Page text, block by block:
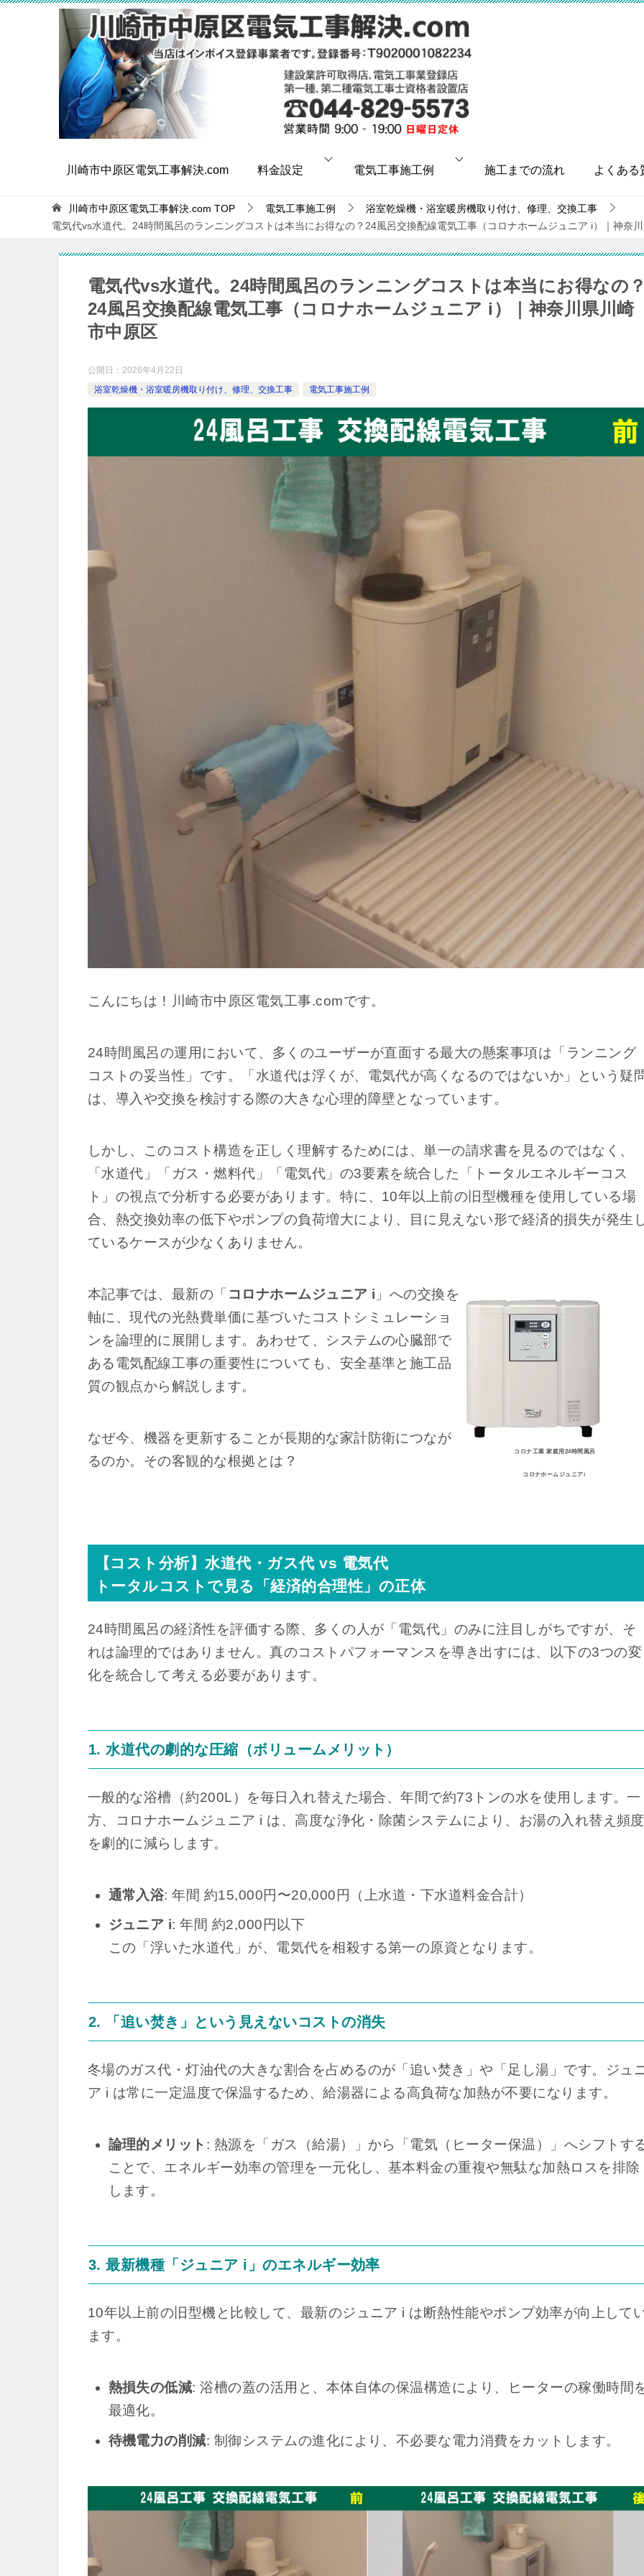
川崎市中原区電気工事解決.com 料金設定 電気工事施工例 施工までの流れ よくある
川崎市中原区電気工事解決.com TOP 電気工事施工例
浴室乾燥機・浴室暖房機取り付け、修理、交換工事
電気代vs水道代。24時間風呂のランニングコストは本当にお得なの？24風呂交換配線電気工事（コロナホームジュニア i）｜神奈
電気代vs水道代。24時間風呂のランニングコストは本当にお得なの
24風呂交換配線電気工事（コロナホームジュニア i）｜神奈川県川崎
市中原区
公開日： 2026年4月22日
浴室乾燥機・浴室暖房機取り付け、修理、交換工事
電気工事施工例
こんにちは！川崎市中原区電気工事.comです。
24時間風呂の運用において、多くのユーザーが直面する最大の懸案事項は「ランニング
コストの妥当性」です。「水道代は浮くが、電気代が高くなるのではないか」という疑
は、導入や交換を検討する際の大きな心理的障壁となっています。
しかし、このコスト構造を正しく理解するためには、単一の請求書を見るのではなく、
「水道代」「ガス・燃料代」「電気代」の3要素を統合した「トータルエネルギーコス
ト」の視点で分析する必要があります。特に、10年以上前の旧型機種を使用している場
合、熱交換効率の低下やポンプの負荷増大により、目に見えない形で経済的損失が発生
ているケースが少なくありません。
本記事では、最新の「 コロナホームジュニア i 」への交換を
軸に、現代の光熱費単価に基づいたコストシミュレーショ
ンを論理的に展開します。あわせて、システムの心臓部で
ある電気配線工事の重要性についても、安全基準と施工品
質の観点から解説します。
なぜ今、機器を更新することが長期的な家計防衛につなが
るのか。その客観的な根拠とは？
コロナ工業 家庭用24時間風呂
コロナホームジュニアi
【コスト分析】水道代・ガス代 vs 電気代
トータルコストで見る「経済的合理性」の正体
24時間風呂の経済性を評価する際、多くの人が「電気代」のみに注目しがちですが、そ
れは論理的ではありません。真のコストパフォーマンスを導き出すには、以下の3つの変
化を統合して考える必要があります。
1. 水道代の劇的な圧縮（ボリュームメリット）
一般的な浴槽（約200L）を毎日入れ替えた場合、年間で約73トンの水を使用します。一
方、コロナホームジュニア i は、高度な浄化・除菌システムにより、お湯の入れ替え頻度
を劇的に減らします。
通常入浴: 年間 約15,000円〜20,000円（上水道・下水道料金合計）
ジュニア i: 年間 約2,000円以下
この「浮いた水道代」が、電気代を相殺する第一の原資となります。
2. 「追い焚き」という見えないコストの消失
冬場のガス代・灯油代の大きな割合を占めるのが「追い焚き」や「足し湯」です。ジュ
ア i は常に一定温度で保温するため、給湯器による高負荷な加熱が不要になります。
論理的メリット : 熱源を「ガス（給湯）」から「電気（ヒーター保温）」へシフトす
ことで、エネルギー効率の管理を一元化し、基本料金の重複や無駄な加熱ロスを排除
します。
3. 最新機種「ジュニア i」のエネルギー効率
10年以上前の旧型機と比較して、最新のジュニア i は断熱性能やポンプ効率が向上して
ます。
熱損失の低減: 浴槽の蓋の活用と、本体自体の保温構造により、ヒーターの稼働時間
最適化。
待機電力の削減: 制御システムの進化により、不必要な電力消費をカットします。